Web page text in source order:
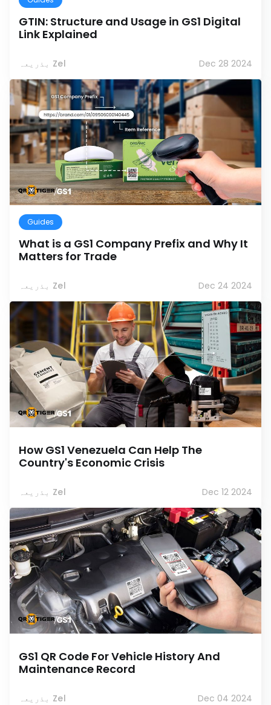
GTIN: Structure and Usage in GS1 Digital
Link Explained
بذریعہ Zel Dec 28 2024
Guides
What is a GS1 Company Prefix and Why It
Matters for Trade
بذریعہ Zel Dec 24 2024
How GS1 Venezuela Can Help The
Country's Economic Crisis
بذریعہ Zel Dec 12 2024
GS1 QR Code For Vehicle History And
Maintenance Record
بذریعہ Zel Dec 04 2024